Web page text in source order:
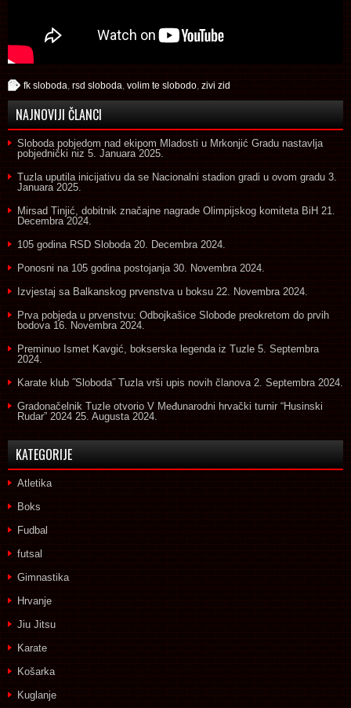
fk sloboda, rsd sloboda, volim te slobodo, zivi zid
NAJNOVIJI ČLANCI
Sloboda pobjedom nad ekipom Mladosti u Mrkonjić Gradu nastavlja
pobjednički niz 5. Januara 2025.
Tuzla uputila inicijativu da se Nacionalni stadion gradi u ovom gradu 3.
Januara 2025.
Mirsad Tinjić, dobitnik značajne nagrade Olimpijskog komiteta BiH 21.
Decembra 2024.
105 godina RSD Sloboda 20. Decembra 2024.
Ponosni na 105 godina postojanja 30. Novembra 2024.
Izvjestaj sa Balkanskog prvenstva u boksu 22. Novembra 2024.
Prva pobjeda u prvenstvu: Odbojkašice Slobode preokretom do prvih
bodova 16. Novembra 2024.
Preminuo Ismet Kavgić, bokserska legenda iz Tuzle 5. Septembra
2024.
Karate klub ˝Sloboda˝ Tuzla vrši upis novih članova 2. Septembra 2024.
Gradonačelnik Tuzle otvorio V Međunarodni hrvački turnir “Husinski
Rudar” 2024 25. Augusta 2024.
KATEGORIJE
Atletika
Boks
Fudbal
futsal
Gimnastika
Hrvanje
Jiu Jitsu
Karate
Košarka
Kuglanje